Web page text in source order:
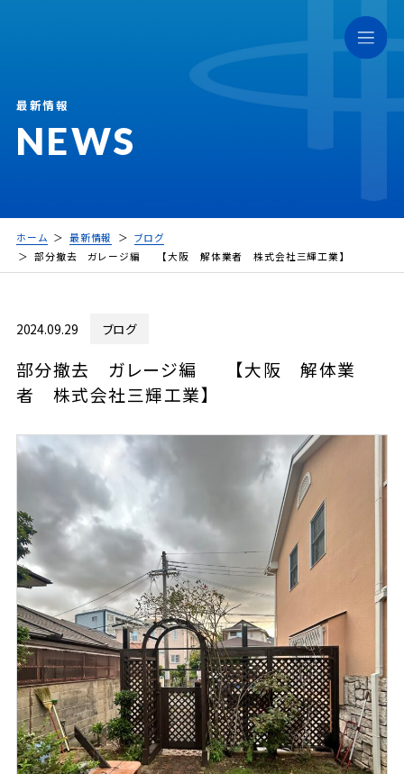
NEWS
最新情報
ホーム 最新情報
ブログ
部分撤去 ガレージ編 【大阪 解体業者 株式会社三輝工業】
2024.09.29 ブログ
部分撤去 ガレージ編 【大阪 解体業
者 株式会社三輝工業】